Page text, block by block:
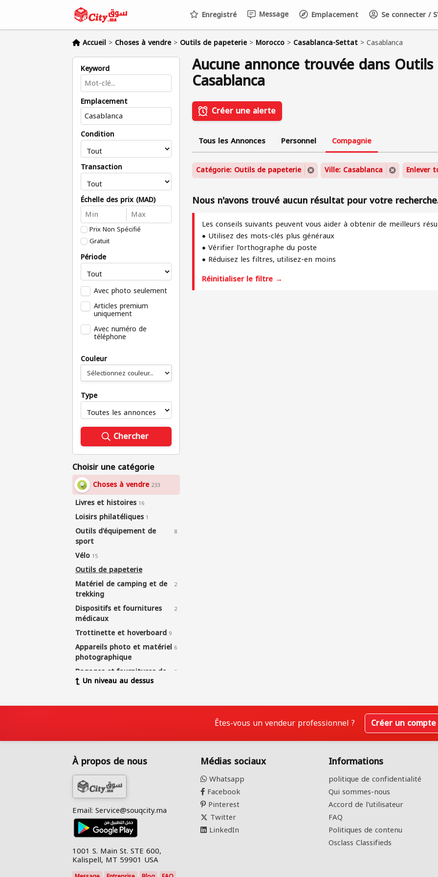
Se connecter /
Emplacement
Message
Enregistré
Accueil > Choses à vendre > Outils de papeterie > Morocco > Casablanca-Settat >Casablanca
Keyword
Emplacement
Condition
Transaction
Échelle des prix (MAD)
Prix Non Spécifié
Gratuit
Période
Avec photo seulement
Articles premium
uniquement
Avec numéro de
téléphone
Couleur
Type
Chercher
Choisir une catégorie
Choses à vendre 233
Livres et histoires 16
Loisirs philatéliques 1
Outils d'équipement de
sport
8
Vélo 15
Outils de papeterie
Matériel de camping et de
trekking
2
Dispositifs et fournitures
médicaux
2
Trottinette et hoverboard 9
Appareils photo et matériel
photographique
6
Bagages et fournitures de
voyage
5
Un niveau au dessus
Aucune annonce trouvée dans
Casablanca
Créer une alerte
Tous les Annonces Personnel Compagnie
Catégorie: Outils de papeterie Ville: Casablanca Enlever
Nous n'avons trouvé aucun résultat pour votre
Les conseils suivants peuvent vous aider à obtenir de meilleurs
Utilisez des mots-clés plus généraux
Vérifier l'orthographe du poste
Réduisez les filtres, utilisez-en moins
Réinitialiser le filtre →
Êtes-vous un vendeur professionnel ? Créer un compte
À propos de nous
Email: Service@souqcity.ma
1001 S. Main St. STE 600,
Kalispell, MT 59901 USA
Médias sociaux
Whatsapp
Facebook
Pinterest
Twitter
LinkedIn
Informations
politique de confidentialité
Qui sommes-nous
Accord de l'utilisateur
FAQ
Politiques de contenu
Osclass Classifieds